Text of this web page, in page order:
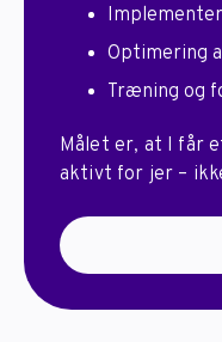
Optimering
Træning og
Målet er, at I får
aktivt for jer –